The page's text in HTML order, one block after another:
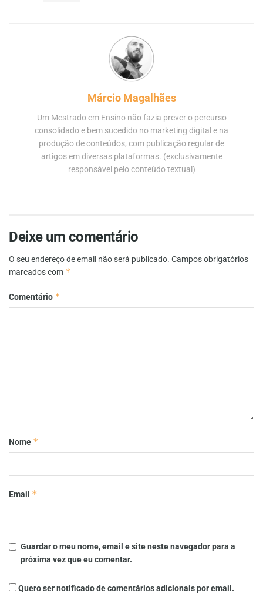
Márcio Magalhães
Um Mestrado em Ensino não fazia prever o percurso
consolidado e bem sucedido no marketing digital e na
produção de conteúdos, com publicação regular de
artigos em diversas plataformas. (exclusivamente
responsável pelo conteúdo textual)
Deixe um comentário
O seu endereço de email não será publicado. Campos obrigatórios
marcados com *
Comentário *
Nome *
Email *
Guardar o meu nome, email e site neste navegador para a
próxima vez que eu comentar.
Quero ser notificado de comentários adicionais por email.